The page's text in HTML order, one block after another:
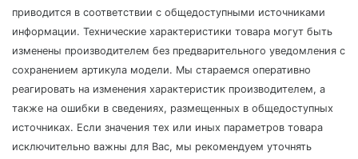
приводится в соответствии с общедоступными источниками
информации. Технические характеристики товара могут быть
изменены производителем без предварительного уведомления с
сохранением артикула модели. Мы стараемся оперативно
реагировать на изменения характеристик производителем, а
также на ошибки в сведениях, размещенных в общедоступных
источниках. Если значения тех или иных параметров товара
исключительно важны для Вас, мы рекомендуем уточнять